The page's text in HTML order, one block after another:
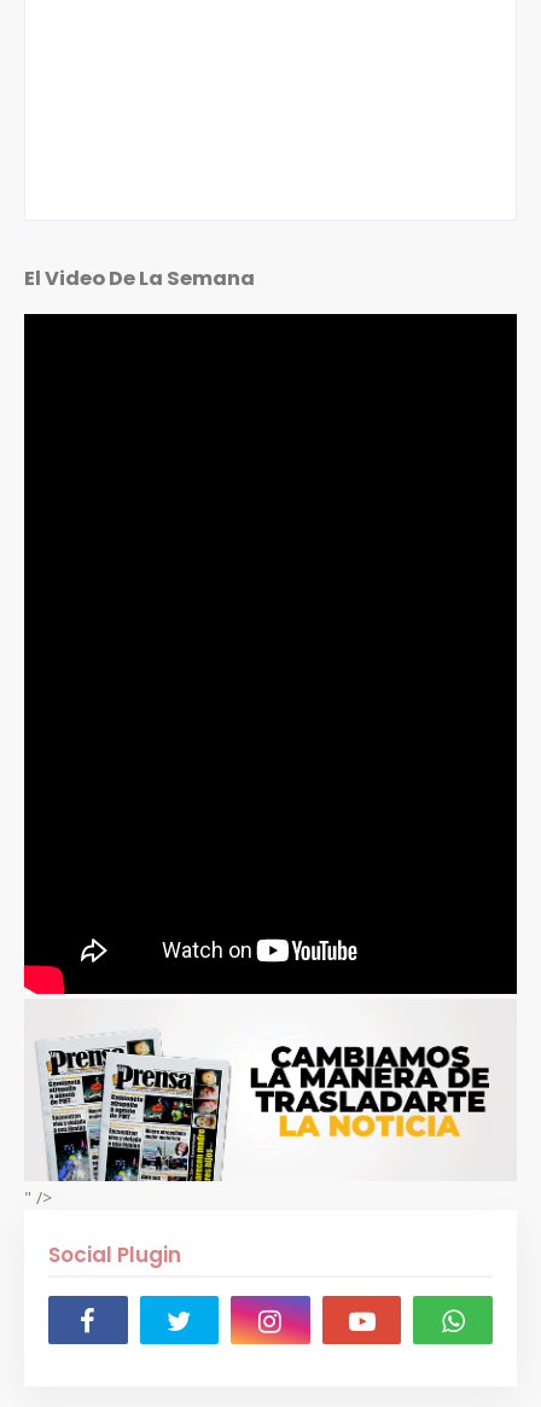
El Video De La Semana
" />
Social Plugin